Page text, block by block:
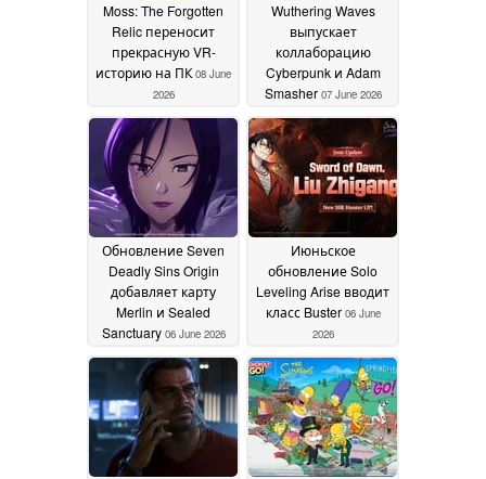
Moss: The Forgotten
Relic переносит
прекрасную VR-
историю на ПК08 June
2026
Wuthering Waves
выпускает
коллаборацию
Cyberpunk и Adam
Smasher 07 June 2026
Обновление Seven
Deadly Sins Origin
добавляет карту
Merlin и Sealed
Sanctuary 06 June 2026
Июньское
обновление Solo
Leveling Arise вводит
класс Buster 06 June
2026